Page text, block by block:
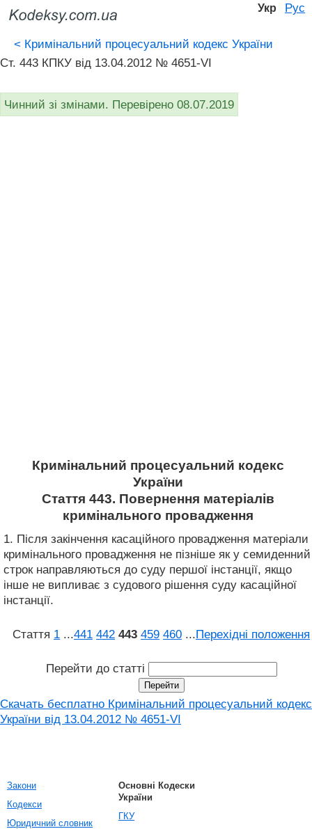
Укр Рус
< Кримінальний процесуальний кодекс України
Ст. 443 КПКУ від 13.04.2012 № 4651-VI
Чинний зі змінами. Перевірено 08.07.2019
Кримінальний процесуальний кодекс
України
Стаття 443. Повернення матеріалів
кримінального провадження
1. Після закінчення касаційного провадження матеріали
кримінального провадження не пізніше як у семиденний
строк направляються до суду першої інстанції, якщо
інше не випливає з судового рішення суду касаційної
інстанції.
Стаття 1 ...441 442 443 459 460 ...Перехідні положення
Перейти до статті
Скачать бесплатно Кримінальний процесуальний кодекс
України від 13.04.2012 № 4651-VI
Закони
Кодекси
Юридичний словник
Основні Кодески
України
ГКУ